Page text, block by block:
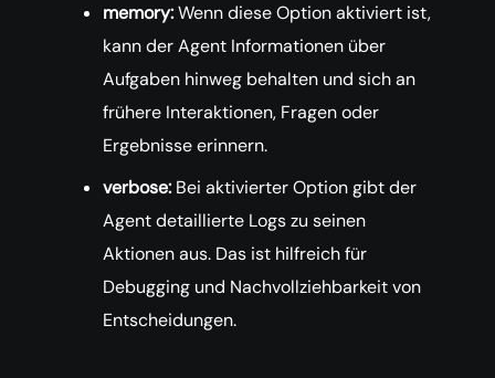
memory:Wenn diese Option aktiviert ist,
kann der Agent Informationen über
Aufgaben hinweg behalten und sich an
frühere Interaktionen, Fragen oder
Ergebnisse erinnern.
verbose: Bei aktivierter Option gibt der
Agent detaillierte Logs zu seinen
Aktionen aus. Das ist hilfreich für
Debugging und Nachvollziehbarkeit von
Entscheidungen.